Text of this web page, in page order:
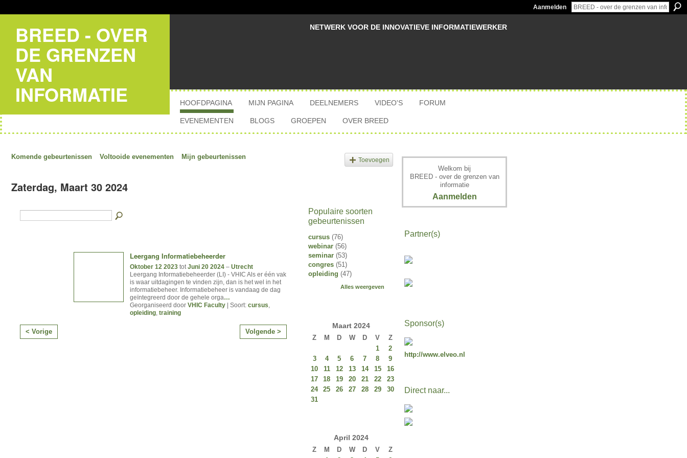
Aanmelden
BREED - OVER
DE GRENZEN
VAN
INFORMATIE
NETWERK VOOR DE INNOVATIEVE INFORMATIEWERKER
HOOFDPAGINA MIJN PAGINA DEELNEMERS VIDEO'S FORUM
EVENEMENTEN BLOGS GROEPEN OVER BREED
Komende gebeurtenissen Voltooide evenementen Mijn gebeurtenissen Toevoegen
Zaterdag, Maart 30 2024
Leergang Informatiebeheerder
Oktober 12 2023 tot Juni 20 2024 – Utrecht
Leergang Informatiebeheerder (LI) - VHIC Als er één vak
is waar uitdagingen te vinden zijn, dan is het wel in het
informatiebeheer. Informatiebeheer is vandaag de dag
geïntegreerd door de gehele orga…
Georganiseerd door VHIC Faculty | Soort: cursus
opleiding training
< Vorige Volgende >
Populaire soorten
gebeurtenissen
cursus (76)
webinar (56)
seminar (53)
congres (51)
opleiding (47)
Alles weergeven
Maart 2024
Z M D W D V
Z
1
2
3
4 5 6 7 8
9
10
11 12 13 14 15
16
17
18 19 20 21 22
23
24
25 26 27 28 29
30
31
April 2024
Z M D W D V
Z
Welkom bij
BREED - over de grenzen van
informatie
Aanmelden
Partner(s)
Sponsor(s)
http://www.elveo.nl
Direct naar...